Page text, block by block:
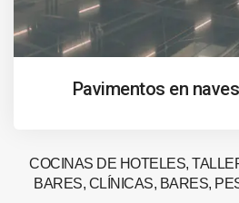
Pavimentos en
COCINAS DE HOTELES,
BARES, CLÍNICAS, BARES,